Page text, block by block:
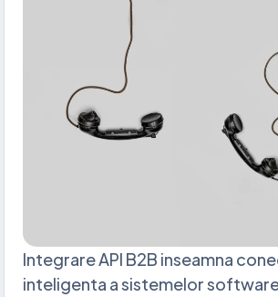
Integrare API B2B inseamna
inteligenta a sistemelor